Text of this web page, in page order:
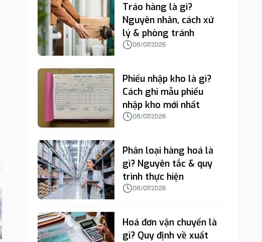
Tráo hàng là gì?
Nguyên nhân, cách xử
lý & phòng tránh
08/07/2026
Phiếu nhập kho là gì?
Cách ghi mẫu phiếu
nhập kho mới nhất
08/07/2026
Phân loại hàng hoá là
gì? Nguyên tắc & quy
trình thực hiện
08/07/2026
Hoá đơn vận chuyển là
gì? Quy định về xuất